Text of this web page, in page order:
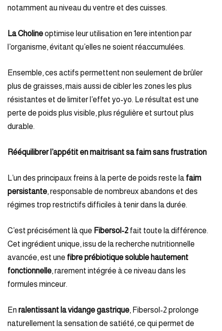
notamment au niveau du ventre et des cuisses.
La Cholineoptimise leur utilisation en 1ere intention par
l’organisme, évitant qu’elles ne soient réaccumulées.
Ensemble, ces actifs permettent non seulement de brûler
plus de graisses, mais aussi de cibler les zones les plus
résistantes et de limiter l’effet yo-yo. Le résultat est une
perte de poids plus visible, plus régulière et surtout plus
durable.
Rééquilibrer l’appétit en maitrisant sa faim sans frustration
L’un des principaux freins à la perte de poids reste la faim
persistante, responsable de nombreux abandons et des
régimes trop restrictifs difficiles à tenir dans la durée.
C’est précisément là que Fibersol-2 fait toute la différence.
Cet ingrédient unique, issu de la recherche nutritionnelle
avancée, est une fibre prébiotique soluble hautement
fonctionnelle, rarement intégrée à ce niveau dans les
formules minceur.
En ralentissant la vidange gastrique, Fibersol-2 prolonge
naturellement la sensation de satiété, ce qui permet de